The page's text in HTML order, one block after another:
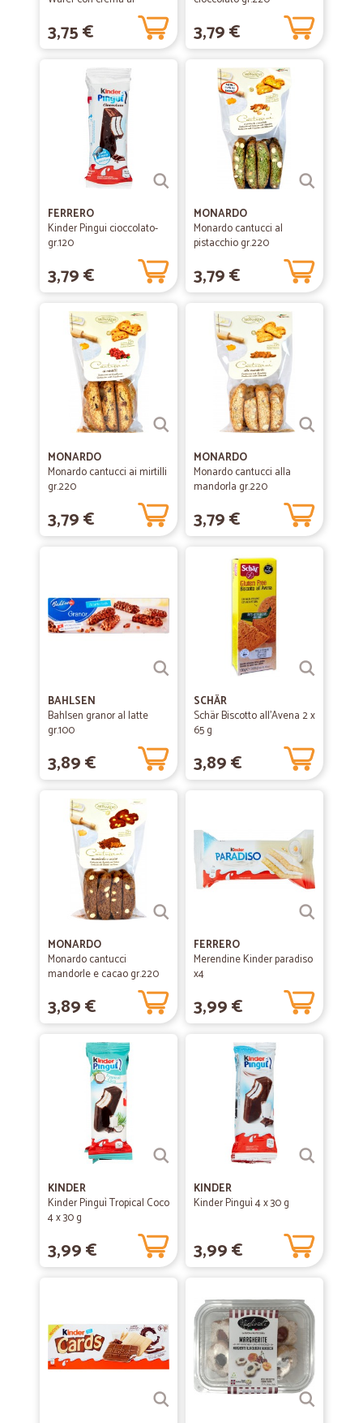
Cioccolato Fondente...
3,75 € 3,79 €
FERRERO
Kinder Pingui cioccolato-
gr.120
3,79 €
MONARDO
Monardo cantucci al
pistacchio gr.220
3,79 €
MONARDO
Monardo cantucci ai mirtilli
gr.220
3,79 €
MONARDO
Monardo cantucci alla
mandorla gr.220
3,79 €
BAHLSEN
Bahlsen granor al latte
gr.100
3,89 €
SCHÄR
Schär Biscotto all'Avena 2 x
65 g
3,89 €
MONARDO
Monardo cantucci
mandorle e cacao gr.220
3,89 €
FERRERO
Merendine Kinder paradiso
x4
3,99 €
KINDER
Kinder Pinguì Tropical Coco
4 x 30 g
3,99 €
KINDER
Kinder Pinguì 4 x 30 g
3,99 €